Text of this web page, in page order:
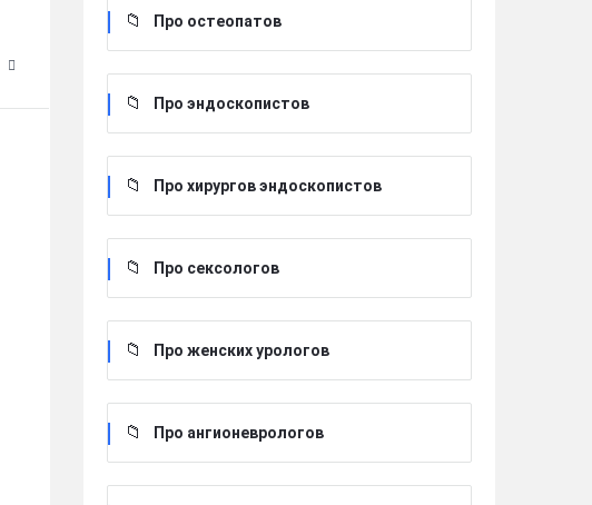
Про остеопатов
Про эндоскопистов
Про хирургов эндоскопистов
Про сексологов
Про женских урологов
Про ангионеврологов